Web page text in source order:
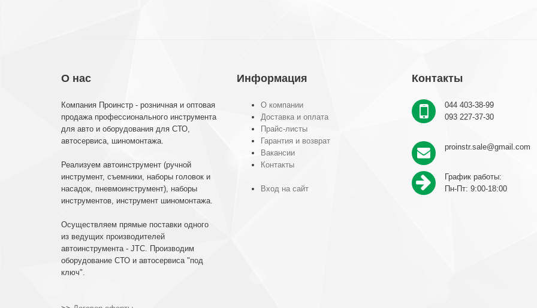
О нас
Компания Проинстр - розничная и оптовая
продажа профессионального инструмента
для авто и оборудования для СТО,
автосервиса, шиномонтажа.
Реализуем автоинструмент (ручной
инструмент, съемники, наборы головок и
насадок, пневмоинструмент), наборы
инструментов, инструмент шиномонтажа.
Осуществляем прямые поставки одного
из ведущих производителей
автоинструмента - JTC. Производим
оборудование СТО и автосервиса "под
ключ".
Информация
О компании
Доставка и оплата
Прайс-листы
Гарантия и возврат
Вакансии
Контакты
Вход на сайт
Контакты
044 403-38-99
093 227-37-30
proinstr.sale@gmail.com
График работы:
Пн-Пт: 9:00-18:00